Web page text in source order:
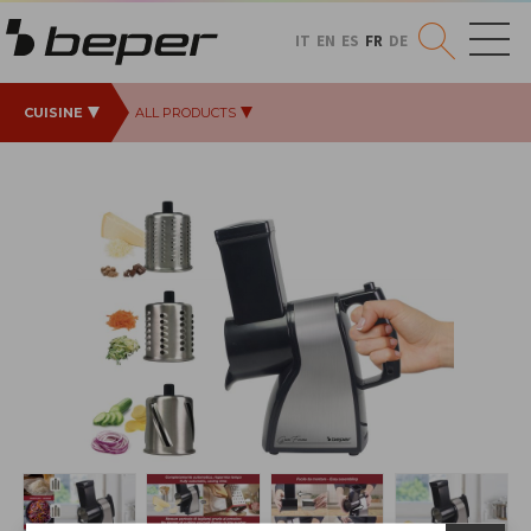
IT EN ES FR DE
CUISINE ALL PRODUCTS